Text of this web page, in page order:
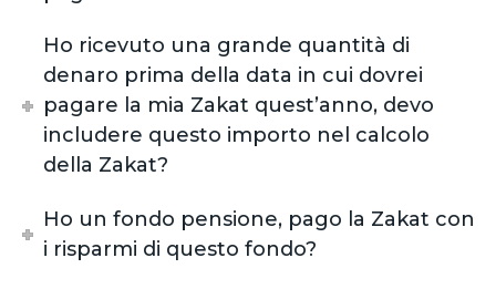
Ho ricevuto una grande quantità di
denaro prima della data in cui dovrei
pagare la mia Zakat quest’anno, devo
includere questo importo nel calcolo
della Zakat?
Ho un fondo pensione, pago la Zakat con
i risparmi di questo fondo?